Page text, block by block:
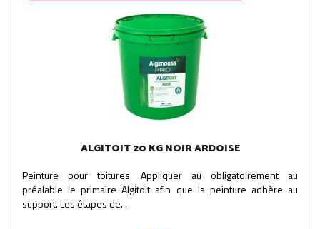
ALGITOIT 20 KG NOIR ARDOISE
Peinture pour toitures. Appliquer au obligatoirement au
préalable le primaire Algitoit afin que la peinture adhère au
support. Les étapes de...